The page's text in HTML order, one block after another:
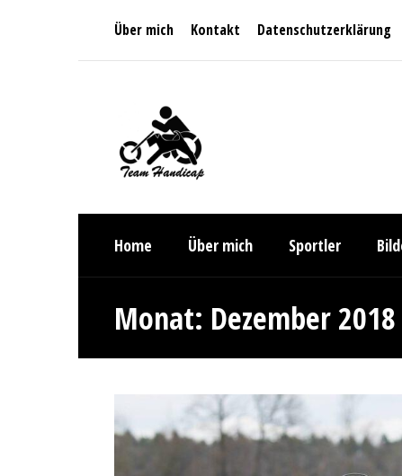
Über mich Kontakt Datenschutzerklärung
Home Über mich Sportler
Monat: Dezember 2018